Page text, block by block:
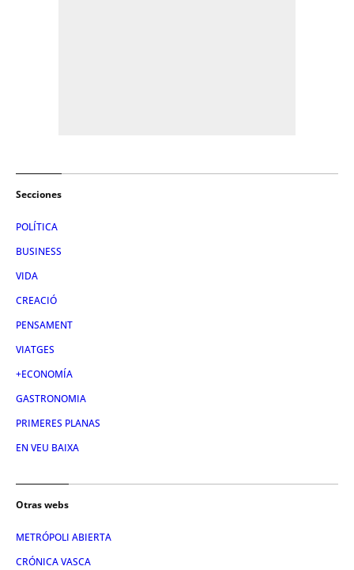
Secciones
POLÍTICA
BUSINESS
VIDA
CREACIÓ
PENSAMENT
VIATGES
+ECONOMÍA
GASTRONOMIA
PRIMERES PLANAS
EN VEU BAIXA
Otras webs
METRÓPOLI ABIERTA
CRÓNICA VASCA